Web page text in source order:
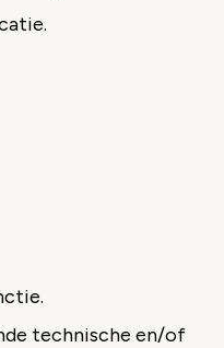
technische en/of